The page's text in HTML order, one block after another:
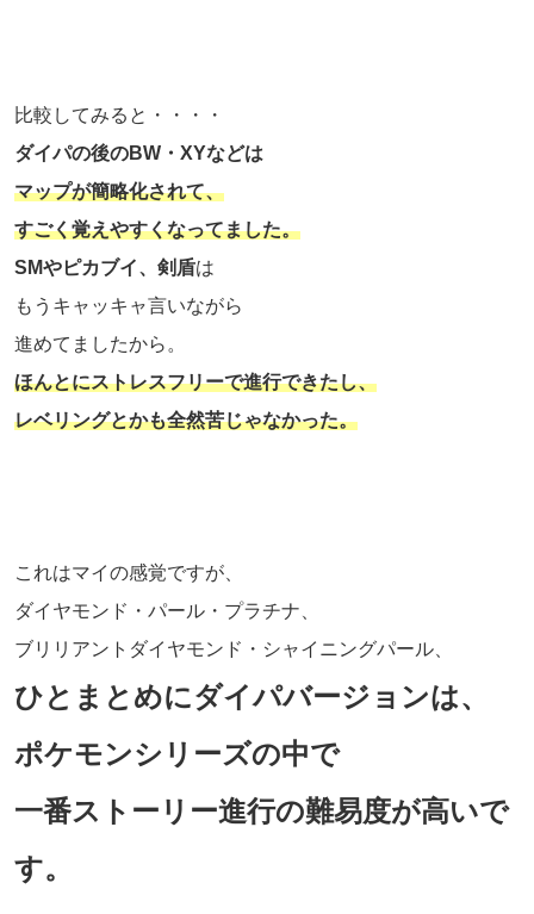
比較してみると・・・・
ダイパの後のBW・XYなどは
マップが簡略化されて、
すごく覚えやすくなってました。
SMやピカブイ、剣盾は
もうキャッキャ言いながら
進めてましたから。
ほんとにストレスフリーで進行できたし、
レベリングとかも全然苦じゃなかった。
これはマイの感覚ですが、
ダイヤモンド・パール・プラチナ、
ブリリアントダイヤモンド・シャイニングパール、
ひとまとめにダイパバージョンは、
ポケモンシリーズの中で
一番ストーリー進行の難易度が高いで
す。